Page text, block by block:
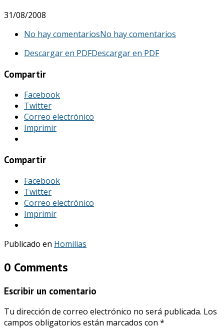
31/08/2008
No hay comentariosNo hay comentarios
Descargar en PDFDescargar en PDF
Compartir
Facebook
Twitter
Correo electrónico
Imprimir
Compartir
Facebook
Twitter
Correo electrónico
Imprimir
Publicado en Homilias
0 Comments
Escribir un comentario
Tu dirección de correo electrónico no será publicada. Los
campos obligatorios están marcados con *